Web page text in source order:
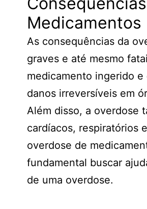
Medicamentos
As consequências da
graves e até mesmo
medicamento ingerido
danos irreversíveis em
Além disso, a overdose
cardíacos, respiratórios
overdose de
fundamental buscar
de uma overdose.